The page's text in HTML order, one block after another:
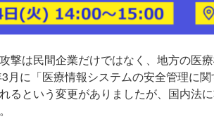
撃は民間企業だけではなく、地方の医
月に「医療情報システムの安全管理に
るという変更がありましたが、国内法